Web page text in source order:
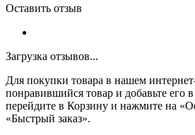
Оставить отзыв
Загрузка отзывов...
Для покупки товара в нашем
понравившийся товар и добавьте его
перейдите в Корзину и нажмите на
«Быстрый заказ».